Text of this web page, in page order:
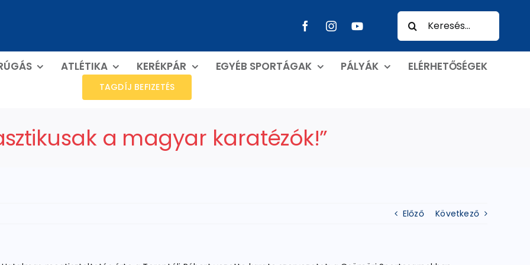
Keresés...
ATLÉTIKA KERÉKPÁR EGYÉB SPORTÁGAK PÁLYÁK ELÉRHETŐSÉGEK
TAGDÍJ BEFIZETÉS
a magyar karatézók!”
Előző Következő